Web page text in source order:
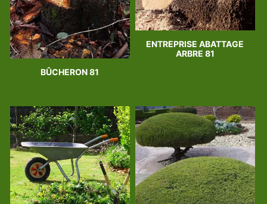
BÛCHERON 81
ENTREPRISE ABATTAGE
ARBRE 81